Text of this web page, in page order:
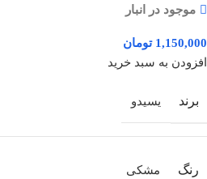
موجود در انبار
تومان
افزودن به سبد خرید
برند یسیدو
رنگ مشکی